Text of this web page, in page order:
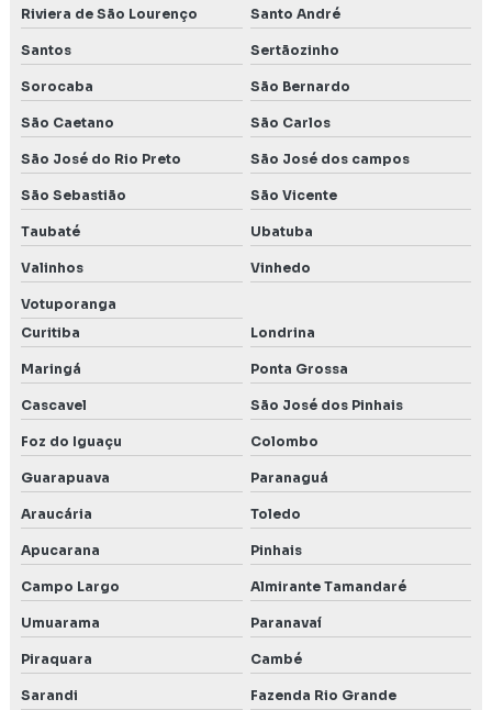
Relatório de impacto no patrimônio cultural
Relatório e plano de controle ambiental
Renovação de licença ambiental
Rima ambiental
Rima relatório de impacto ambiental
Serviço de autorização para intervenções ambientais
Serviço de ensaio de estanqueidade de condutas
Serviço de licenciamento ambiental
Serviços de engenharia ambiental
Riviera de São Lourenço Santo André
Santos Sertãozinho
Sorocaba São Bernardo
São Caetano São Carlos
São José do Rio Preto São José dos campos
São Sebastião São Vicente
Taubaté Ubatuba
Valinhos Vinhedo
Votuporanga
Curitiba
Londrina
Maringá Ponta Grossa
Cascavel São José dos Pinhais
Foz do Iguaçu Colombo
Guarapuava Paranaguá
Araucária Toledo
Apucarana Pinhais
Campo Largo Almirante Tamandaré
Umuarama Paranavaí
Piraquara Cambé
Sarandi Fazenda Rio Grande